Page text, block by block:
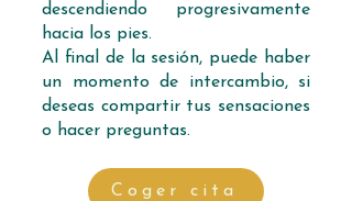
descendiendo progresivamente
hacia los pies.
Al final de la sesión, puede haber
un momento de intercambio, si
deseas compartir tus sensaciones
o hacer preguntas.
Coger cita